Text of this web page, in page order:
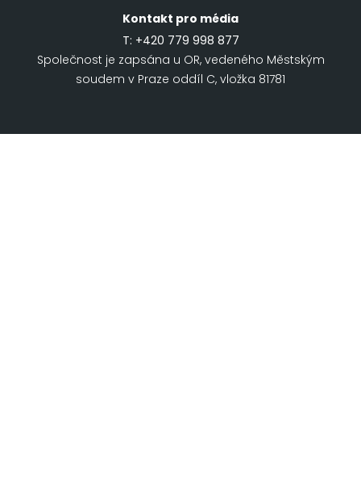
Kontakt pro média
T: +420 779 998 877
Společnost je zapsána u OR, vedeného Městským
soudem v Praze oddíl C, vložka 81781